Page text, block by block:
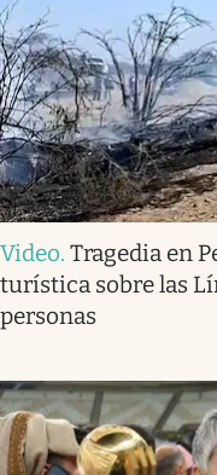
Video. Tragedia en
turística sobre las
personas